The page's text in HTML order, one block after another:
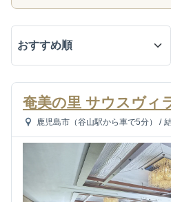
奄美の里 サウスヴィ
鹿児島市（谷山駅から車で5分） /